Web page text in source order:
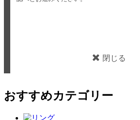
閉じる
おすすめカテゴリー